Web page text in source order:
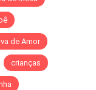
de Amor
crianças